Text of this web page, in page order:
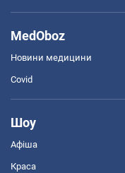
MedOboz
Новини медицини
Covid
Шоу
Афіша
Краса